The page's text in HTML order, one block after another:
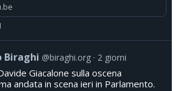
Biraghi @biraghi.org 2 giorni
Giacalone sulla oscena
andata in scena ieri in Parlamento.